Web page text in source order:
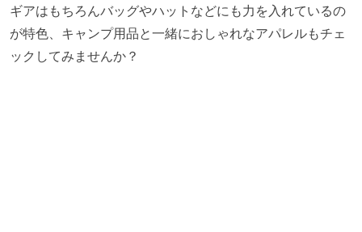
ギアはもちろんバッグやハットなどにも力を入れているの
が特色、キャンプ用品と一緒におしゃれなアパレルもチェ
ックしてみませんか？